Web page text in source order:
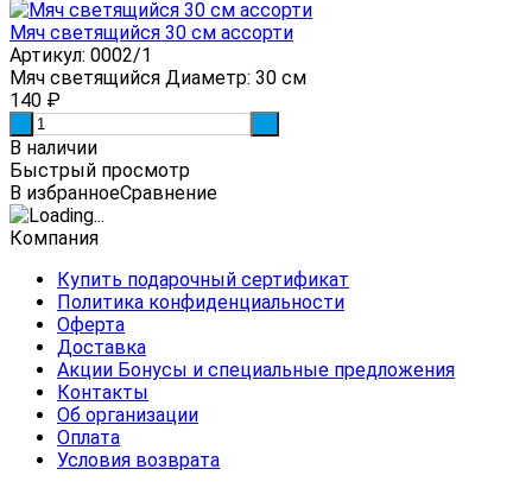
Мяч светящийся 30 см ассорти
Артикул: 0002/1
Мяч светящийся Диаметр: 30 см
140 ₽
В наличии
Быстрый просмотр
В избранноеСравнение
Компания
Купить подарочный сертификат
Политика конфиденциальности
Оферта
Доставка
Акции Бонусы и специальные предложения
Контакты
Об организации
Оплата
Условия возврата